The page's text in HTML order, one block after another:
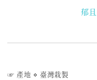
郁
☞ 產地 ⋄ 臺灣栽製